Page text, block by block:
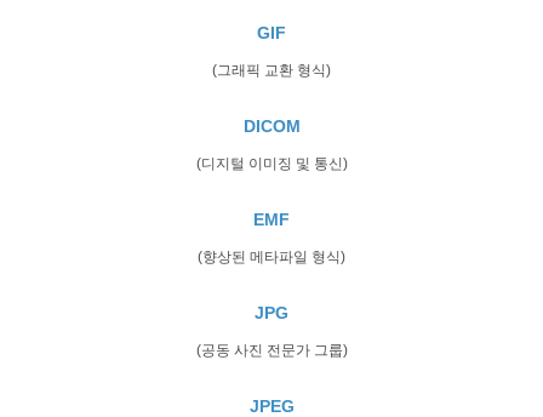
GIF
(그래픽 교환 형식)
DICOM
(디지털 이미징 및 통신)
EMF
(향상된 메타파일 형식)
JPG
(공동 사진 전문가 그룹)
JPEG